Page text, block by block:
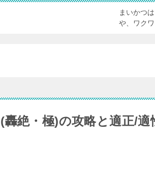
まいかつ
や、ワク
絶・極)の攻略と適正/適